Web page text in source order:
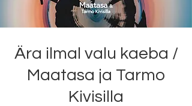
Ära ilmal valu kaeba /
Maatasa ja Tarmo
Kivisilla